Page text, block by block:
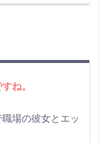
ね。
場の彼女とエッ